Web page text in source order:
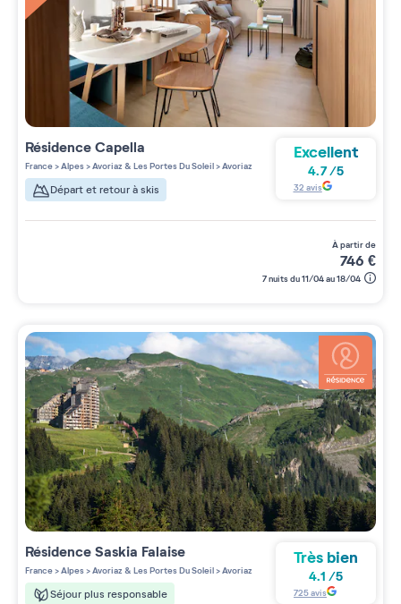
RésidenceCapella
France>Alpes>Avoriaz & Les Portes Du Soleil>Avoriaz
Départ et retour à skis
Excellent
4.7/5
32 avis
à partir de
746 €
7 nuits du 11/04 au 18/04
RésidenceSaskia Falaise
France>Alpes>Avoriaz & Les Portes Du Soleil>Avoriaz
Séjour plus responsable
Très bien
4.1 /5
725avis